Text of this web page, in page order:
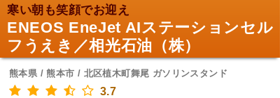
寒い朝も笑顔でお迎え
ENEOS EneJet AIステーションセル
フうえき／相光石油（株）
熊本県 / 熊本市 / 北区植木町舞尾 ガソリンスタンド
3.7